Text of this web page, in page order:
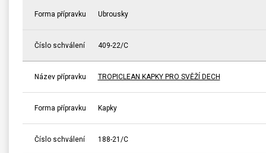
Forma přípravku Ubrousky
Číslo schválení 409-22/C
Název přípravku TROPICLEAN KAPKY PRO SVĚŽÍ DECH
Forma přípravku Kapky
Číslo schválení 188-21/C